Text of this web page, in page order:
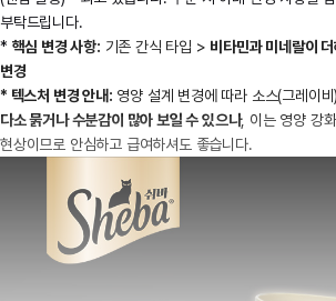
부탁드립니다.
* 핵심 변경 사항: 기존 간식 타입 > 비타민과 미네랄이
변경
* 텍스처 변경 안내: 영양 설계 변경에 따라 소스(그레이
다소 묽거나 수분감이 많아 보일 수 있으나, 이는 영양 강
현상이므로 안심하고 급여하셔도 좋습니다.